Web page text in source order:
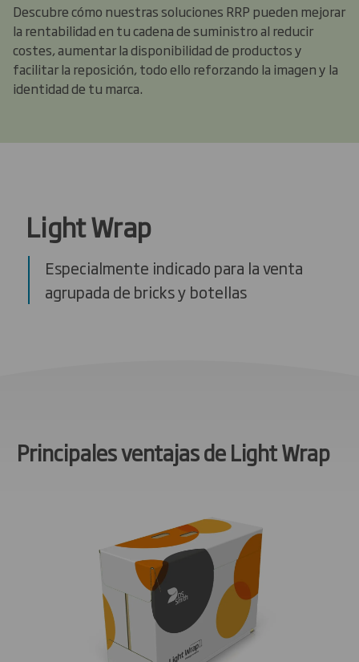
Descubre cómo nuestras soluciones RRP pueden mejorar
la rentabilidad en tu cadena de suministro al reducir
costes, aumentar la disponibilidad de productos y
facilitar la reposición, todo ello reforzando la imagen y la
identidad de tu marca.
Light Wrap
Especialmente indicado para la venta
agrupada de bricks y botellas
Principales ventajas de Light Wrap